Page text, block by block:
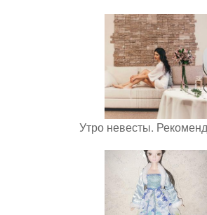
Утро невесты.